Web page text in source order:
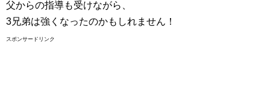
父からの指導も受けながら、
3兄弟は強くなったのかもしれません！
スポンサードリンク